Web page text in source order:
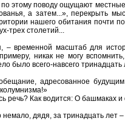
этому поводу ощущают
а затем...», перекрыть
нашего обитания почти
трех столетий...
– временной масштаб для
никак не могу
было всего-навсего тринадцать
адресованное
речь? Как водится: О башмаках и
немало, дядя, за тринадцать лет